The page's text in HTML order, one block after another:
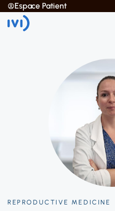
Espace Patient
REPRODUCTIVE MEDICINE